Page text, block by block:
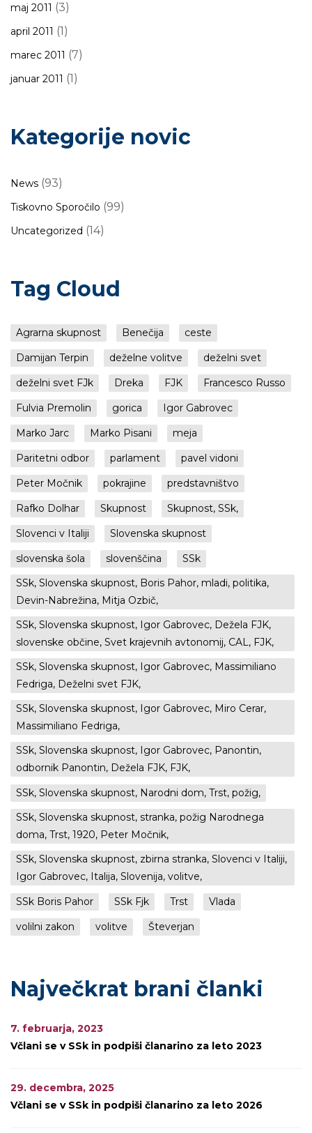
maj 2011 (3)
april 2011 (1)
marec 2011 (7)
januar 2011 (1)
Kategorije novic
News (93)
Tiskovno Sporočilo (99)
Uncategorized (14)
Tag Cloud
Agrarna skupnost Benečija
ceste
Damijan Terpin
deželne volitve
deželni svet
deželni svet FJk
Dreka FJK
Francesco Russo
Fulvia Premolin
gorica
Igor Gabrovec
Marko Jarc
Marko Pisani
meja
Paritetni odbor
parlament
pavel vidoni
Peter Močnik
pokrajine
predstavništvo
Rafko Dolhar
Skupnost
Skupnost, SSk,
Slovenci v Italiji
Slovenska skupnost
slovenska šola
slovenščina
SSk
SSk, Slovenska skupnost, Boris Pahor, mladi, politika,
Devin-Nabrežina, Mitja Ozbič,
SSk, Slovenska skupnost, Igor Gabrovec, Dežela FJK,
slovenske občine, Svet krajevnih avtonomij, CAL, FJK,
SSk, Slovenska skupnost, Igor Gabrovec, Massimiliano
Fedriga, Deželni svet FJK,
SSk, Slovenska skupnost, Igor Gabrovec, Miro Cerar,
Massimiliano Fedriga,
SSk, Slovenska skupnost, Igor Gabrovec, Panontin,
odbornik Panontin, Dežela FJK, FJK,
SSk, Slovenska skupnost, Narodni dom, Trst, požig,
SSk, Slovenska skupnost, stranka, požig Narodnega
doma, Trst, 1920, Peter Močnik,
SSk, Slovenska skupnost, zbirna stranka, Slovenci v Italiji,
Igor Gabrovec, Italija, Slovenija, volitve,
SSk Boris Pahor
SSk Fjk Trst
Vlada
volilni zakon
volitve Števerjan
Največkrat brani članki
7. februarja, 2023
Včlani se v SSk in podpiši članarino za leto 2023
29. decembra, 2025
Včlani se v SSk in podpiši članarino za leto 2026